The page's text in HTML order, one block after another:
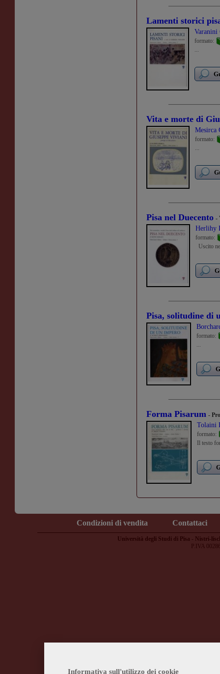
Informativa sull'utilizzo dei cookie
Lamenti storici
Varanini
formato:
...
Vita e morte di
Mesirca
formato:
...
Pisa nel Duecento -
Herlihy
formato:
Uscito
Pisa, solitudine di
formato:
...
Forma Pisarum -
Tolaini
formato:
Il testo
Condizioni di vendita Contattaci
Università degli Studi di Pisa - Nistri-
P.IVA